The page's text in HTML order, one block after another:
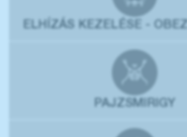
ELHÍZÁS KEZELÉSE -
PAJZSMIRIGY